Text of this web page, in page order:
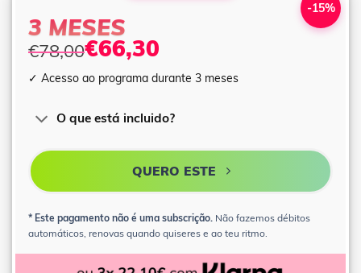
-15%
3 MESES
€78,00€66,30
✓ Acesso ao programa durante 3 meses
O que está incluido?
QUERO ESTE
* Este pagamento não é uma subscrição. Não fazemos débitos
automáticos, renovas quando quiseres e ao teu ritmo.